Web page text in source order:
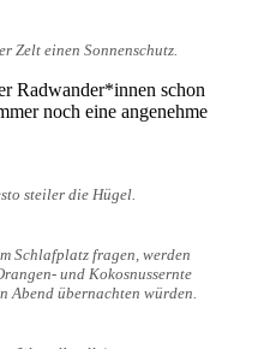
Zelt einen Sonnenschutz.
Radwander*innen schon
noch eine angenehme
steiler die Hügel.
Schlafplatz fragen, werden
und Kokosnussernte
Abend übernachten würden.